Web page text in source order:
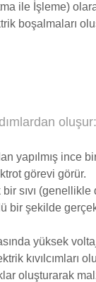
ile İşleme)
boşalmaları
oluşur:
yapılmış ince
görevi görür.
sıvı (genellikle
bir şekilde
yüksek
kıvılcımları
oluşturarak